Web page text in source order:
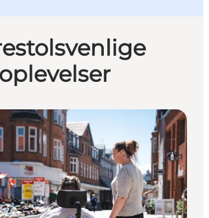
oplevelser